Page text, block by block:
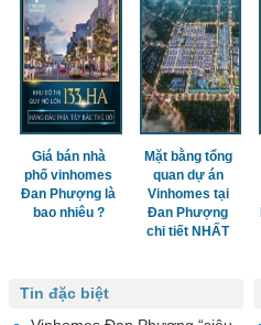
Giá bán nhà
phố vinhomes
Đan Phượng là
bao nhiêu ?
Mặt bằng tổng
quan dự án
Vinhomes tại
Đan Phượng
chi tiết NHẤT
Tin đặc biệt